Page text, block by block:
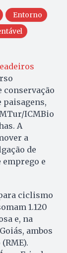
Entorno
conservação
paisagens,
ICMBio
A
a
de
emprego e
ciclismo
1.120
e, na
ambos